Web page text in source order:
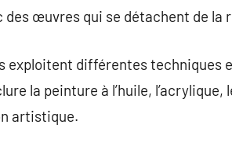
œuvres qui se détachent de
différentes techniques
la peinture à l’huile, l’acrylique,
artistique.